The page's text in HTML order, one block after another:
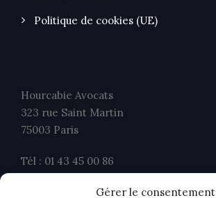
Gérer le consentement
Politique de cookies (UE)
Hourcabie Avocats
323 rue Saint Martin
75003 Paris
Tél : 01 43 45 00 86
contact@ahavocats.fr